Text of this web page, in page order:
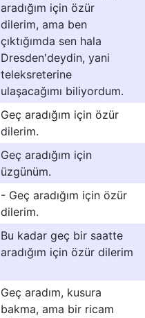
aradığım için özür
dilerim, ama ben
çıktığımda sen hala
Dresden'deydin, yani
teleksreterine
ulaşacağımı biliyordum.
Geç aradığım için özür
dilerim.
Geç aradığım için
üzgünüm.
- Geç aradığım için özür
dilerim.
Bu kadar geç bir saatte
aradığım için özür dilerim
Geç aradım, kusura
bakma, ama bir ricam